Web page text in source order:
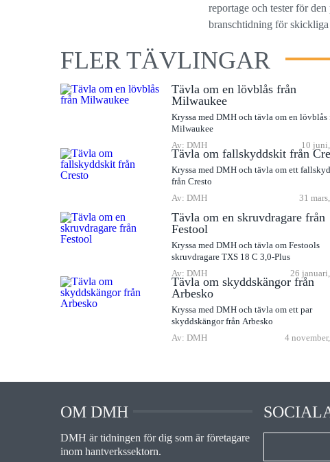
reportage och tester för
branschtidning för skickliga
FLER TÄVLINGAR
Tävla om en lövblås från
Milwaukee
Kryssa med DMH och tävla om en lövblås
Milwaukee
Av: DMH
10
Tävla om fallskyddskit från
Kryssa med DMH och tävla om ett
från Cresto
Av: DMH
31
Tävla om en skruvdragare från
Festool
Kryssa med DMH och tävla om Festools
skruvdragare TXS 18 C 3,0-Plus
Av: DMH
26
Tävla om skyddskängor från
Arbesko
Kryssa med DMH och tävla om ett par
skyddskängor från Arbesko
Av: DMH
4
OM DMH
DMH är tidningen för dig som är företagare
inom hantverkssektorn.